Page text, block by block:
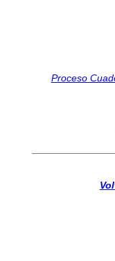
Proceso